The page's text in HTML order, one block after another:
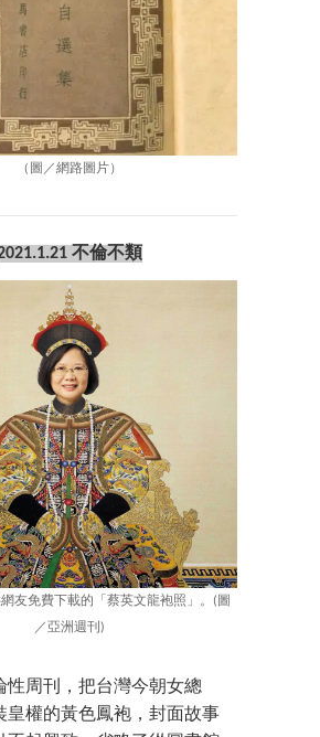
（圖／網路圖片）
不倫不類
友免費下載的「蔡英文龍袍照」。(圖
／亞洲週刊)
性周刊，把台灣今朝女總
皇權的黃色鳳袍，封面故事